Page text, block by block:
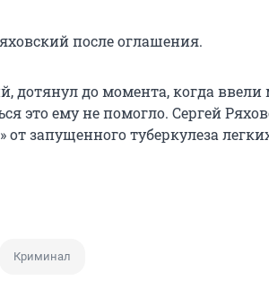
после оглашения.
дотянул до момента, когда ввели
это ему не помогло. Сергей
запущенного туберкулеза
Криминал